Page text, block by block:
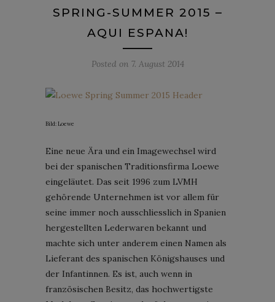
SPRING-SUMMER 2015 –
AQUI ESPANA!
Posted on 7. August 2014
Bild: Loewe
Eine neue Ära und ein Imagewechsel wird
bei der spanischen Traditionsfirma Loewe
eingeläutet. Das seit 1996 zum LVMH
gehörende Unternehmen ist vor allem für
seine immer noch ausschliesslich in Spanien
hergestellten Lederwaren bekannt und
machte sich unter anderem einen Namen als
Lieferant des spanischen Königshauses und
der Infantinnen. Es ist, auch wenn in
französischen Besitz, das hochwertigste